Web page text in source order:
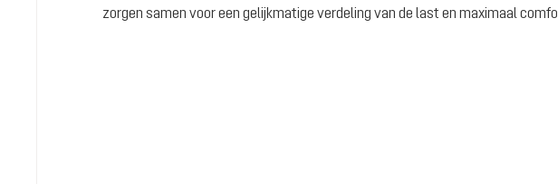
zorgen samen voor een gelijkmatige verdeling van de last en maximaal